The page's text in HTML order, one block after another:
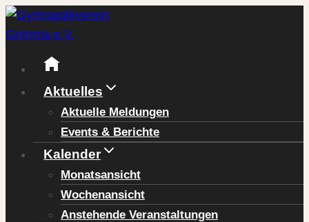
Zum
Inhalt
springen
Aktuelles
Aktuelle Meldungen
Events & Berichte
Kalender
Monatsansicht
Wochenansicht
Anstehende Veranstaltungen